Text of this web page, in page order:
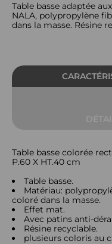
Table basse adaptée
NALA, polypropylène
dans la masse. Résine
Table basse colorée
P.60 X HT.40 cm
Table basse.
Matériau:
coloré dans la masse.
Effet mat.
Avec patins anti-
Résine recyclable.
plusieurs coloris au